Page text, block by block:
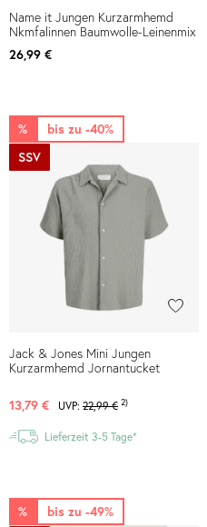
Name it Jungen Kurzarmhemd
Nkmfalinnen Baumwolle-Leinenmix
26,99 €
bis zu -40%
%
SSV
Jack & Jones Mini Jungen
Kurzarmhemd Jornantucket
13,79 € UVP: 22,99 € 2)
Lieferzeit 3-5 Tage*
bis zu -49%
%